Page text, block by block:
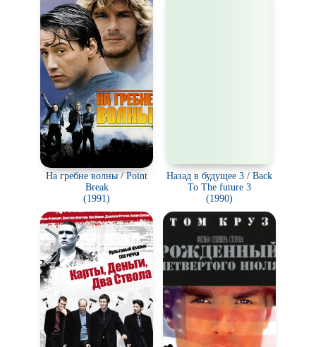
На гребне волны / Point
Break
(1991)
Назад в будущее 3 / Back
To The future 3
(1990)